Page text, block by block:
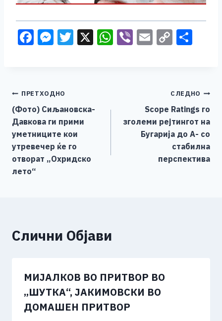
F
b
o
o
k
M
n
g
er
T X W Vi E C
Li
n
k
Навигација
на
напис
ПРЕТХОДНО
(Фото) Сиљановска-
Давкова ги прими
уметниците кои
утревечер ќе го
отворат „Охридско
лето“
СЛЕДНО
Scope Ratings го
зголеми реjтингот на
Бугарија до A- со
стабилна
перспектива
Слични Објави
МИЈАЛКОВ ВО ПРИТВОР ВО
„ШУТКА“, ЈАКИМОВСКИ ВО
ДОМАШЕН ПРИТВОР